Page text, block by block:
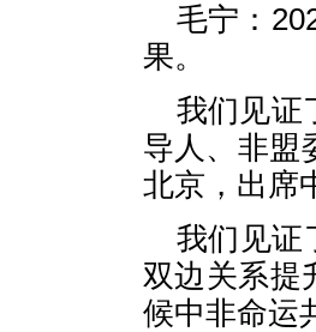
毛宁：
果。
我们见证
导人、非盟
北京，出席
我们见证
双边关系提
候中非命运